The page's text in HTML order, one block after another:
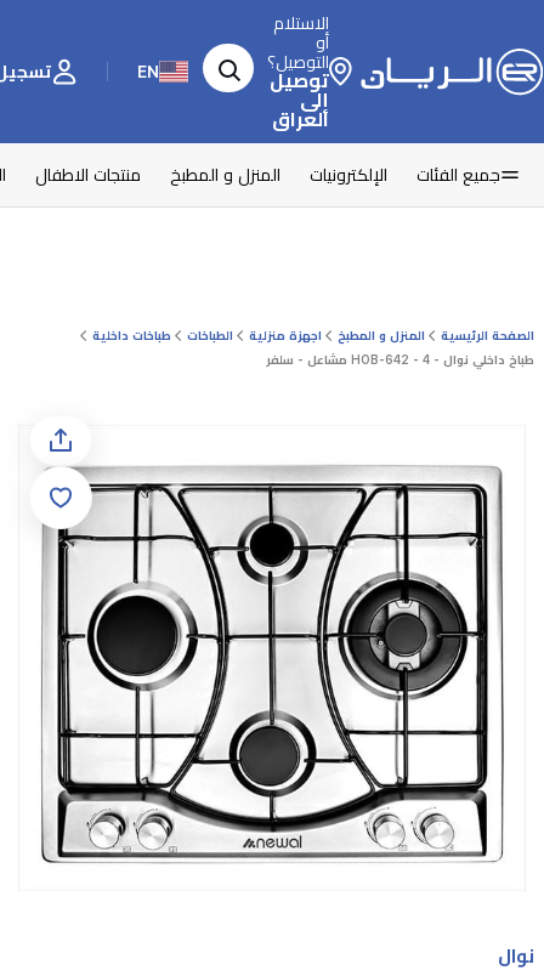
الاستلام
أو
التوصيل؟
توصيل
إلى
العراق
EN تسجيل
جميع الفئات الإلكترونيات المنزل و المطبخ منتجات الاطفال
الصفحة الرئيسية المنزل و المطبخ اجهزة منزلية الطباخات
طباخات داخلية
طباخ داخلي نوال - HOB-642 - 4 مشاعل - سلفر
1نوال